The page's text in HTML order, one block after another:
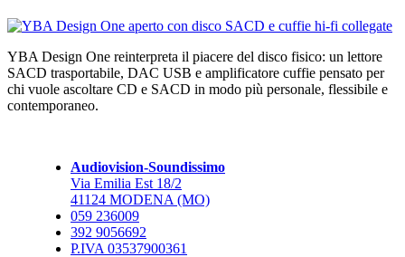
YBA Design One reinterpreta il piacere del disco fisico: un lettore
SACD trasportabile, DAC USB e amplificatore cuffie pensato per
chi vuole ascoltare CD e SACD in modo più personale, flessibile e
contemporaneo.
Audiovision-Soundissimo
Via Emilia Est 18/2
41124 MODENA (MO)
059 236009
392 9056692
P.IVA 03537900361